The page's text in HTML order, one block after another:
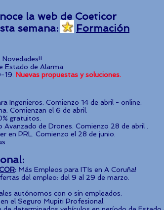
Novedades!!
Estado de Alarma.
19. Nuevas propuestas y soluciones.
Ingenieros. Comienzo 14 de abril - online.
Comienzan el 6 de abril.
gratuitos.
Avanzado de Drones. Comienzo 28 de abril .
en PRL. Comienzo el 28 de junio.
: Más Empleos para ITIs en A Coruña!
del empleo: del 9 al 29 de marzo.
autónomos con o sin empleados.
el Seguro Mupiti Profesional.
la web de Coeticor
semana: Formación